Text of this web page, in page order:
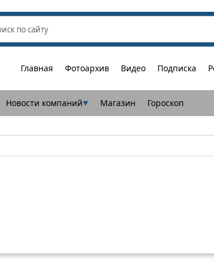
Главная Фотоархив Видео Подписка
Новости компаний▼ Магазин Гороскоп